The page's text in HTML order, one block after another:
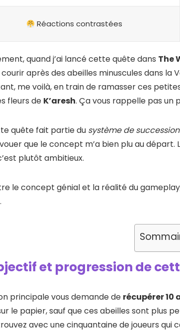
Réactions contrastées
quand j’ai lancé cette quête dans The
après des abeilles minuscules dans la
me voilà, en train de ramasser ces
fleurs de K’aresh. Ça vous rappelle pas un
quête fait partie du système de
que le concept m’a bien plu au
plutôt ambitieux.
le concept génial et la réalité du
et progression de
principale vous demande de récupérer 10
le papier, sauf que ces abeilles sont plus
avec une cinquantaine de joueurs